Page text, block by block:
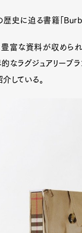
史に迫る書籍「
豊富な資料が収めら
なラグジュアリーブ
している。